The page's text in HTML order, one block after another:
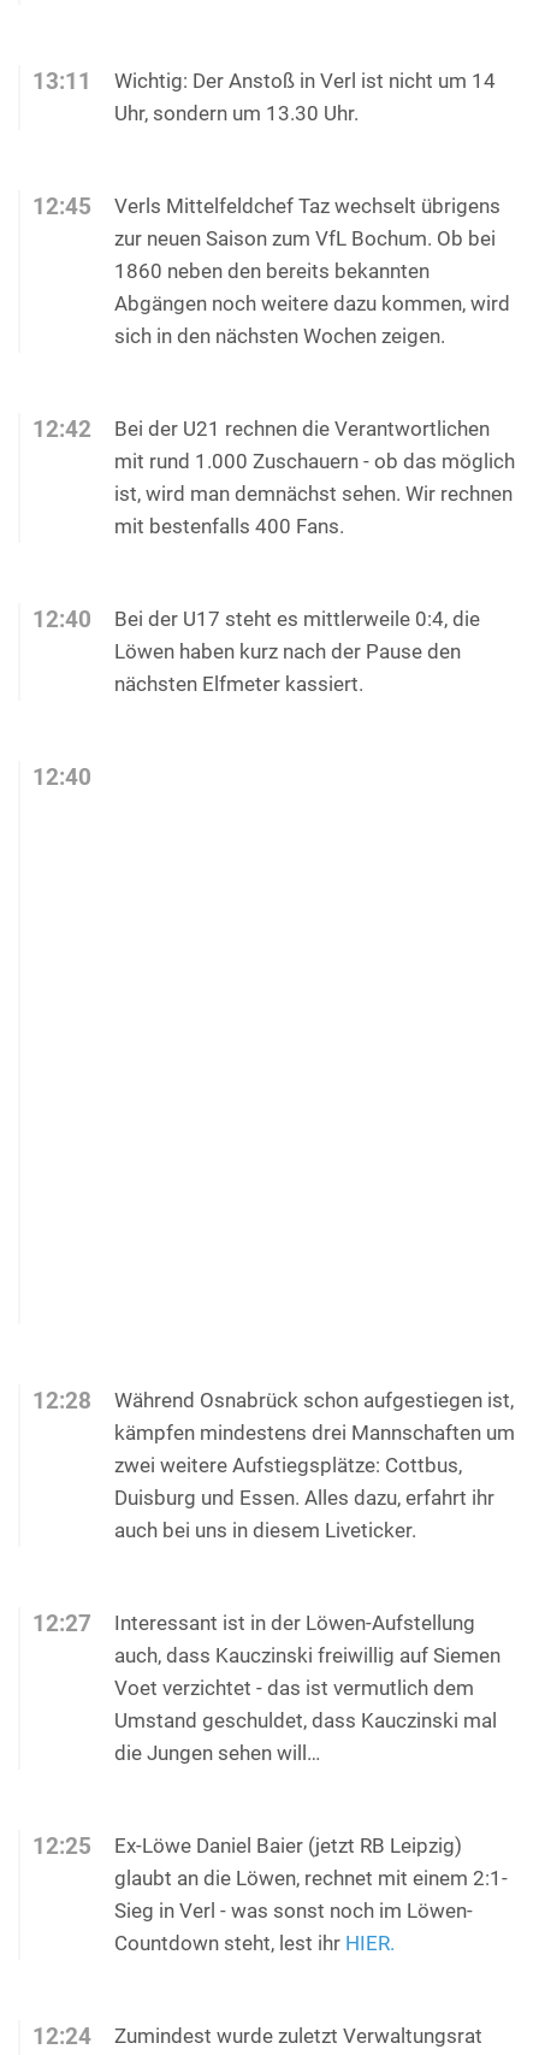
13:11
Wichtig: Der Anstoß in Verl ist nicht um 14
Uhr, sondern um 13.30 Uhr.
12:45
Verls Mittelfeldchef Taz wechselt übrigens
zur neuen Saison zum VfL Bochum. Ob bei
1860 neben den bereits bekannten
Abgängen noch weitere dazu kommen, wird
sich in den nächsten Wochen zeigen.
12:42
Bei der U21 rechnen die Verantwortlichen
mit rund 1.000 Zuschauern - ob das möglich
ist, wird man demnächst sehen. Wir rechnen
mit bestenfalls 400 Fans.
12:40
Bei der U17 steht es mittlerweile 0:4, die
Löwen haben kurz nach der Pause den
nächsten Elfmeter kassiert.
12:40
12:28
Während Osnabrück schon aufgestiegen ist,
kämpfen mindestens drei Mannschaften um
zwei weitere Aufstiegsplätze: Cottbus,
Duisburg und Essen. Alles dazu, erfahrt ihr
auch bei uns in diesem Liveticker.
12:27
Interessant ist in der Löwen-Aufstellung
auch, dass Kauczinski freiwillig auf Siemen
Voet verzichtet - das ist vermutlich dem
Umstand geschuldet, dass Kauczinski mal
die Jungen sehen will…
12:25
Ex-Löwe Daniel Baier (jetzt RB Leipzig)
glaubt an die Löwen, rechnet mit einem 2:1-
Sieg in Verl - was sonst noch im Löwen-
Countdown steht, lest ihr HIER.
12:24
Zumindest wurde zuletzt Verwaltungsrat